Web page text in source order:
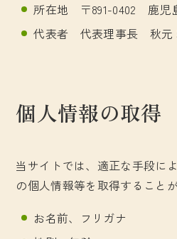
所在地 〒891-0402 鹿児
代表者 代表理事長 秋元
個人情報の取得
当サイトでは、適正な手段に
の個人情報等を取得すること
お名前、フリガナ